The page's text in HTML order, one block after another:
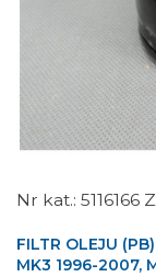
5116166
FILTR OLEJU
MK3 1996-2007,